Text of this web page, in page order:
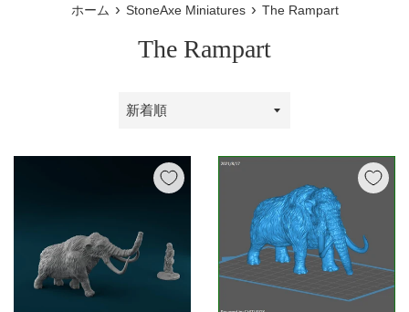
ホーム › StoneAxe Miniatures › The Rampart
The Rampart
並